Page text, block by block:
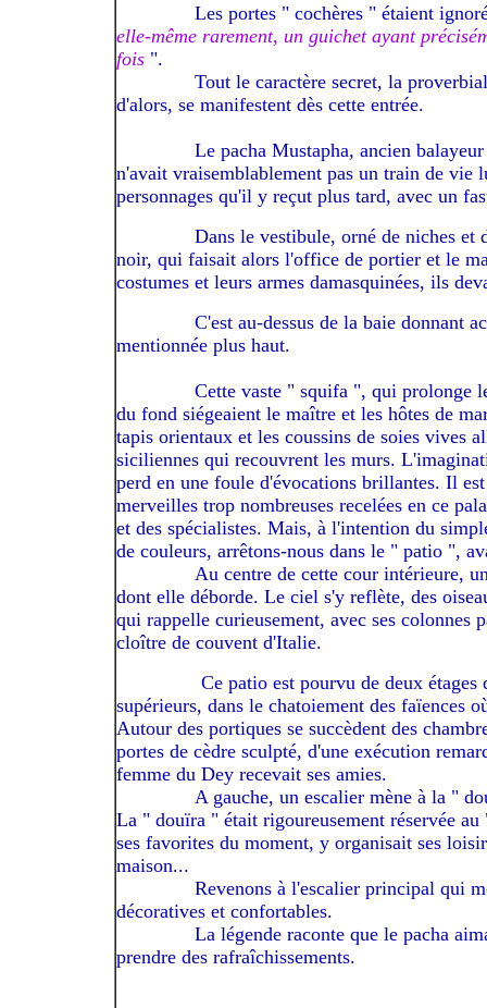
------------Les portes " cochères " étaient
elle-même rarement, un guichet ayant
fois ".
------------Tout le caractère secret, la
d'alors, se manifestent dès cette entrée.
------------Le pacha Mustapha, ancien
n'avait vraisemblablement pas un train de
personnages qu'il y reçut plus tard, avec un
------------Dans le vestibule, orné de niches et
noir, qui faisait alors l'office de portier et le
costumes et leurs armes damasquinées, ils
------------C'est au-dessus de la baie donnant
mentionnée plus haut.
------------Cette vaste " squifa ", qui prolonge
du fond siégeaient le maître et les hôtes de
tapis orientaux et les coussins de soies vives
siciliennes qui recouvrent les murs.
perd en une foule d'évocations brillantes. Il
merveilles trop nombreuses recelées en ce
et des spécialistes. Mais, à l'intention du
de couleurs, arrêtons-nous dans le " patio ",
------------Au centre de cette cour intérieure,
dont elle déborde. Le ciel s'y reflète, des
qui rappelle curieusement, avec ses colonnes
cloître de couvent d'Italie.
-------------Ce patio est pourvu de deux
supérieurs, dans le chatoiement des faïences
Autour des portiques se succèdent des
portes de cèdre sculpté, d'une exécution
femme du Dey recevait ses amies.
------------A gauche, un escalier mène à la "
La " douïra " était rigoureusement réservée
ses favorites du moment, y organisait ses
maison...
------------Revenons à l'escalier principal qui
décoratives et confortables.
------------La légende raconte que le pacha
prendre des rafraîchissements.